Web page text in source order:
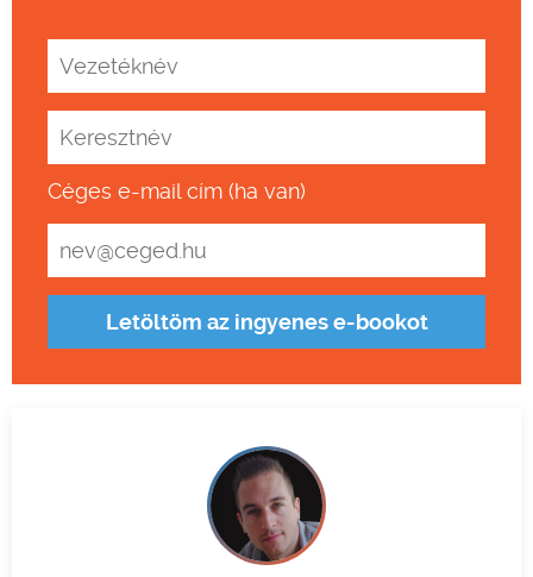
Céges e-mail cím (ha van)
Letöltöm az ingyenes e-bookot